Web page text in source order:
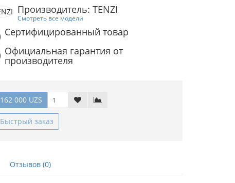
Производитель: TENZI
Смотреть все модели
Сертифицированный товар
Официальная гарантия от
производителя
162 000 UZS
Быстрый заказ
Отзывов (0)